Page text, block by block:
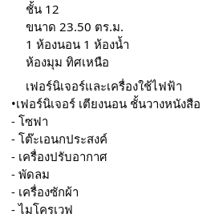
ชั้น 12
ขนาด 23.50 ตร.ม.
1 ห้องนอน 1 ห้องน้ำ
ห้องมุม ทิศเหนือ
เฟอร์นิเจอร์และเครื่องใช้ไฟฟ้า
•เฟอร์นิเจอร์ เตียงนอน ชั้นวางหนังสือ
- โซฟา
- โต๊ะเอนกประสงค์
- เครื่องปรับอากาศ
- พัดลม
- เครื่องซักผ้า
- ไมโครเวฟ